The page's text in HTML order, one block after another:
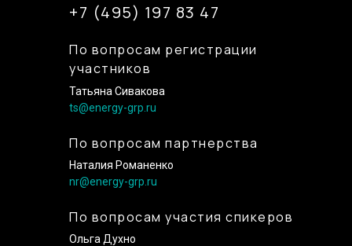
По вопросам регистрации
участников
Татьяна Сивакова
ts@energy-grp.ru
По вопросам партнерства
Наталия Романенко
nr@energy-grp.ru
По вопросам участия спикеров
Ольга Духно
+7 (495) 197 83 47